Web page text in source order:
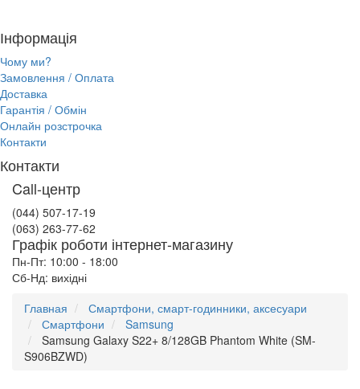
Інформація
Чому ми?
Замовлення / Оплата
Доставка
Гарантія / Обмін
Онлайн розстрочка
Контакти
Контакти
Call-центр
(044) 507-17-19
(063) 263-77-62
Графік роботи інтернет-магазину
Пн-Пт: 10:00 - 18:00
Сб-Нд: вихідні
Главная
Смартфони, смарт-годинники, аксесуари
Смартфони
Samsung
Samsung Galaxy S22+ 8/128GB Phantom White (SM-
S906BZWD)